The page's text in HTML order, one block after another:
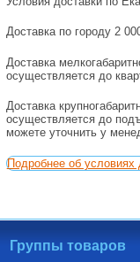
Доставка по городу 2
Доставка
осуществляется до
Доставка
осуществляется до
можете уточнить у
Подробнее об условиях
Группы товаров